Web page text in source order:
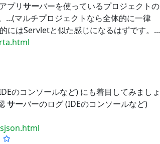
プリサーバーを使っているプロジェクトの
マルチプロジェクトなら全体的に一律
にはServletと似た感じになるはずです。...
のコンソールなど) にも着目してみましょ
サーバーのログ (IDEのコンソールなど)